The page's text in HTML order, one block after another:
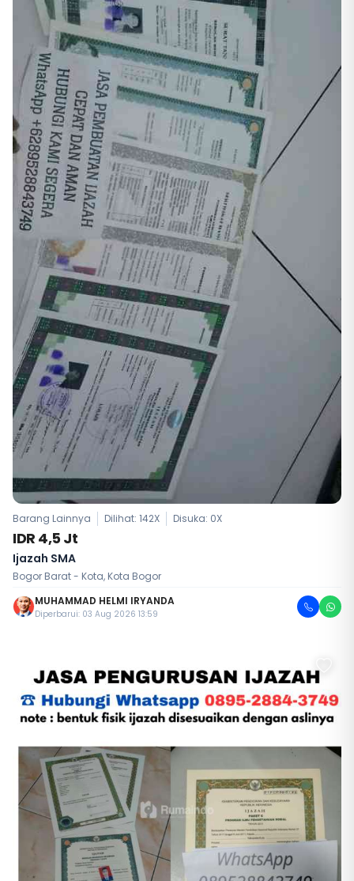
Barang Lainnya Dilihat: 142X Disuka: 0X
IDR 4,5 Jt
Ijazah SMA
Bogor Barat - Kota, Kota Bogor
MUHAMMAD HELMI IRYANDA
Diperbarui: 03 Aug 2026 13:59